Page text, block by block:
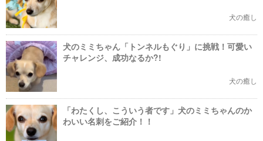
犬の癒し
犬のミミちゃん「トンネルもぐり」に挑戦！可愛い
チャレンジ、成功なるか?!
犬の癒し
「わたくし、こういう者です」犬のミミちゃんのか
わいい名刺をご紹介！！